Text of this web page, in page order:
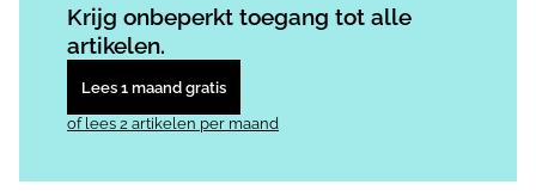
Krijg onbeperkt toegang tot alle
artikelen.
Lees 1 maand gratis
of lees 2 artikelen per maand